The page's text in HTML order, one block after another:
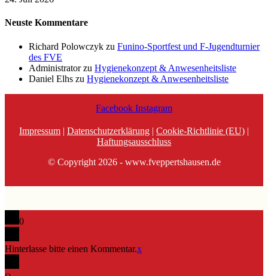
Neuste Kommentare
Richard Polowczyk zu Funino-Sportfest und F-Jugendturnier
des FVE
Administratorzu Hygienekonzept & Anwesenheitsliste
Daniel Elhs zu Hygienekonzept & Anwesenheitsliste
Facebook Instagram
Impressum | Datenschutzerklärung | Cookie-Richtlinie (EU) |
Haftungsausschluss
© Copyright 2026 - www.fveppertshausen.de
0
Hinterlasse bitte einen Kommentar.x